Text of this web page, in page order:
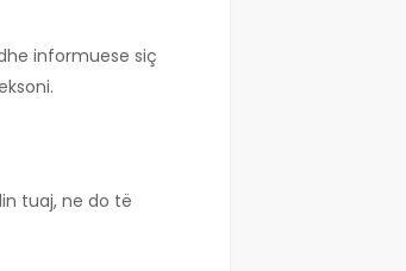
informuese siç
tuaj, ne do të